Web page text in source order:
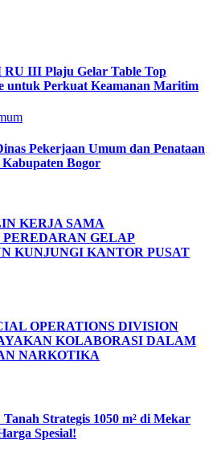
RU III Plaju Gelar Table Top
untuk Perkuat Keamanan Maritim
Pekerjaan Umum dan Penataan
Bogor
KERJA SAMA
GELAP
KUNJUNGI KANTOR PUSAT
OPERATIONS DIVISION
KOLABORASI DALAM
NARKOTIKA
Strategis 1050 m² di Mekar
Spesial!